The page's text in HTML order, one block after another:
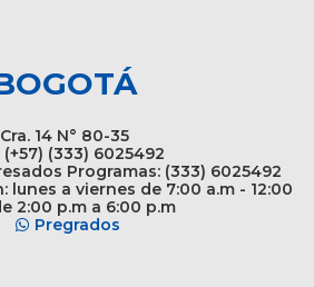
Cra. 14 N° 80-35
(+57) (333) 6025492
Programas: (333) 6025492
lunes a viernes de 7:00 a.m - 12:00
2:00 p.m a 6:00 p.m
Pregrados